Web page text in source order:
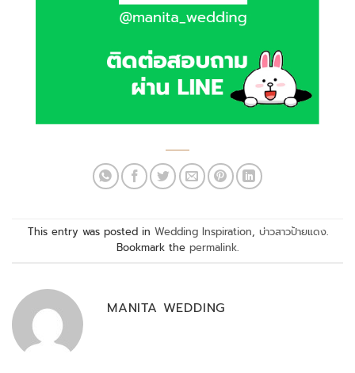
This entry was posted in Wedding Inspiration, บ่าวสาวป้ายแดง.
Bookmark the permalink.
MANITA WEDDING